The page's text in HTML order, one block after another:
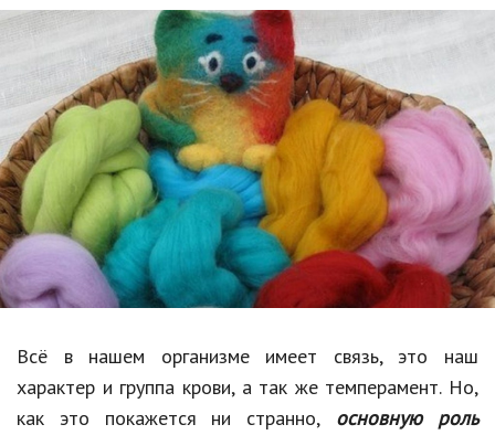
Наука и техника
Политика
Образование
В мире
Культура
Авто, мото
Спорт
Статьи
Всё в нашем организме имеет связь, это наш
характер и группа крови, а так же темперамент. Но,
как это покажется ни странно, основную роль